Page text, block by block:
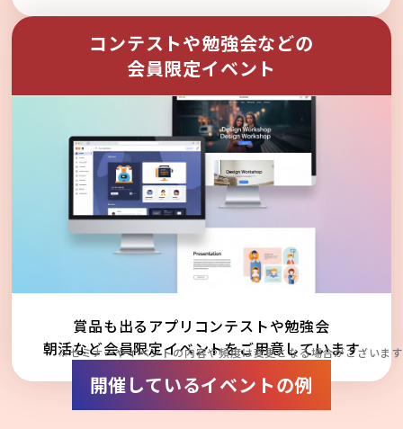
コンテストや勉強会などの
会員限定イベント
賞品も出るアプリコンテストや勉強会
朝活など会員限定イベントをご用意しています
※セミナーやイベントの内容や頻度は変更となる場合がございます
開催しているイベントの例